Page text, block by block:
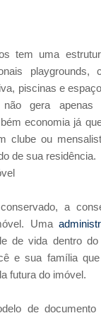
tem uma
playgrounds,
piscinas e
não gera apenas
economia já
clube ou
de sua residência.
a
Uma
de vida dentro
e sua família
futura do imóvel.
de